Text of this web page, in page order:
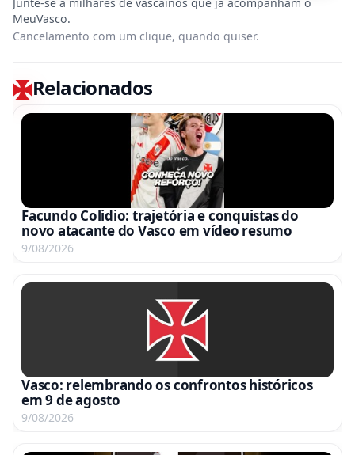
Cancelamento com um clique, quando quiser.
Relacionados
Facundo Colidio: trajetória e conquistas do
novo atacante do Vasco em vídeo resumo
9/08/2026
Vasco: relembrando os confrontos históricos
em 9 de agosto
9/08/2026